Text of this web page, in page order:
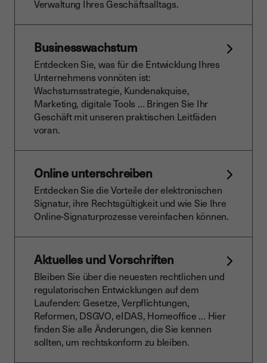
Verwaltung Ihres Geschäftsalltags.
Businesswachstum
Entdecken Sie, was für die Entwicklung Ihres
Unternehmens vonnöten ist:
Wachstumsstrategie, Kundenakquise,
Marketing, digitale Tools … Bringen Sie Ihr
Geschäft mit unseren praktischen Leitfäden
voran.
Online unterschreiben
Entdecken Sie die Vorteile der elektronischen
Signatur, ihre Rechtsgültigkeit und wie Sie Ihre
Online-Signaturprozesse vereinfachen können.
Aktuelles und Vorschriften
Bleiben Sie über die neuesten rechtlichen und
regulatorischen Entwicklungen auf dem
Laufenden: Gesetze, Verpflichtungen,
Reformen, DSGVO, eIDAS, Homeoffice … Hier
finden Sie alle Änderungen, die Sie kennen
sollten, um rechtskonform zu bleiben.